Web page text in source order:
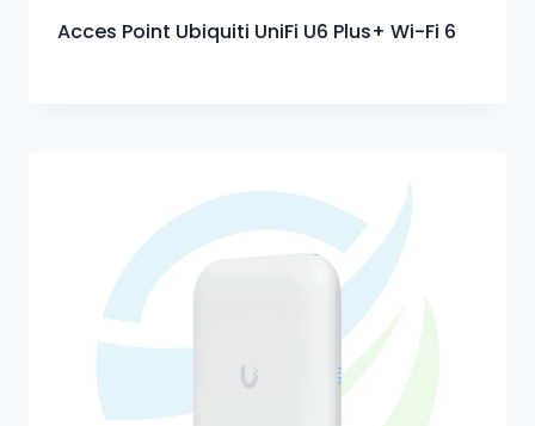
Acces Point Ubiquiti UniFi U6 Plus+ Wi-Fi 6